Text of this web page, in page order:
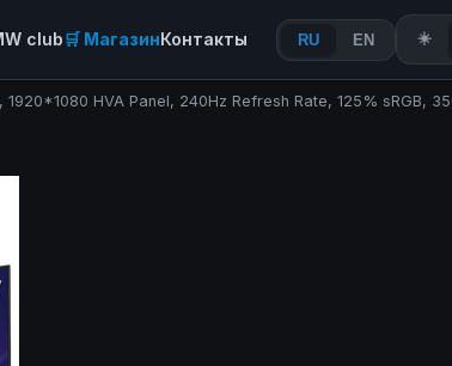
club🛒 МагазинКонтакты RU EN ☀️
HVA Panel, 240Hz Refresh Rate, 125% sRGB,